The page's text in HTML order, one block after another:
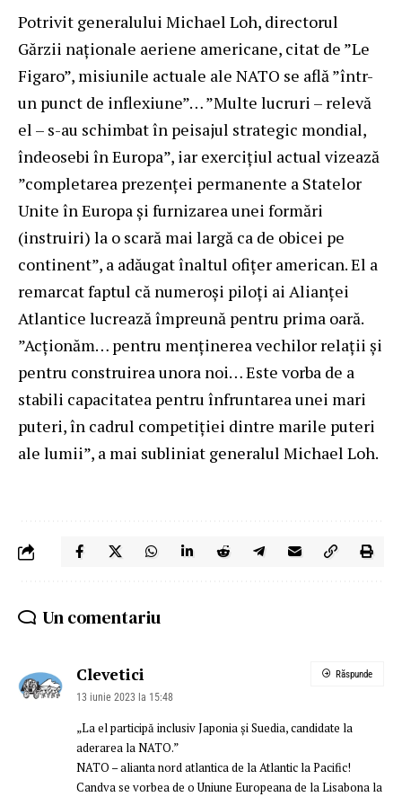
Potrivit generalului Michael Loh, directorul
Gărzii naționale aeriene americane, citat de ”Le
Figaro”, misiunile actuale ale NATO se află ”într-
un punct de inflexiune”… ”Multe lucruri – relevă
el – s-au schimbat în peisajul strategic mondial,
îndeosebi în Europa”, iar exercițiul actual vizează
”completarea prezenței permanente a Statelor
Unite în Europa și furnizarea unei formări
(instruiri) la o scară mai largă ca de obicei pe
continent”, a adăugat înaltul ofițer american. El a
remarcat faptul că numeroși piloți ai Alianței
Atlantice lucrează împreună pentru prima oară.
”Acționăm… pentru menținerea vechilor relații și
pentru construirea unora noi… Este vorba de a
stabili capacitatea pentru înfruntarea unei mari
puteri, în cadrul competiției dintre marile puteri
ale lumii”, a mai subliniat generalul Michael Loh.
Un comentariu
Clevetici
13 iunie 2023 la 15:48
„La el participă inclusiv Japonia și Suedia, candidate la
aderarea la NATO.”
NATO – alianta nord atlantica de la Atlantic la Pacific!
Candva se vorbea de o Uniune Europeana de la Lisabona la
Răspunde